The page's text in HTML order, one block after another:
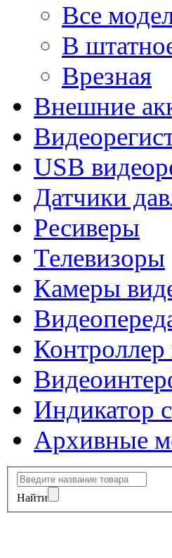
Все
В
Врезная
Внешние
USB
Датчики
Ресиверы
Телевизоры
Камеры
Контроллер
Индикатор
Архивные
Найти